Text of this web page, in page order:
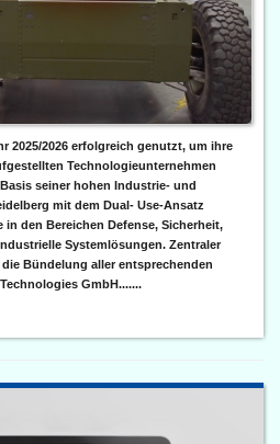
2025/2026 erfolgreich genutzt, um ihre
Technologieunternehmen
seiner hohen Industrie- und
mit dem Dual- Use-Ansatz
den Bereichen Defense, Sicherheit,
Systemlösungen. Zentraler
Bündelung aller entsprechenden
GmbH.......